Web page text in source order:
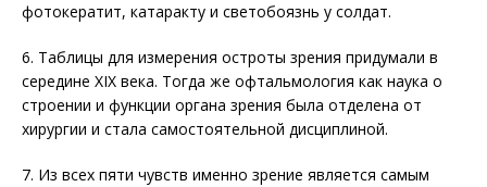
фотокератит, катаракту и светобоязнь у солдат.
6. Таблицы для измерения остроты зрения придумали в
середине XIX века. Тогда же офтальмология как наука о
строении и функции органа зрения была отделена от
хирургии и стала самостоятельной дисциплиной.
7. Из всех пяти чувств именно зрение является самым